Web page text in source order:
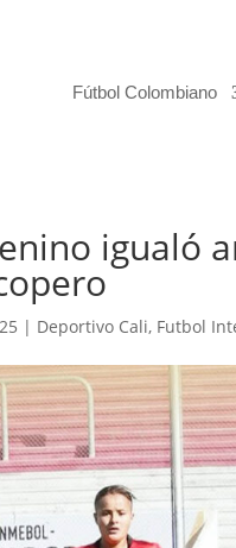
Fútbol Colombiano
igualó
| Deportivo Cali, Futbol